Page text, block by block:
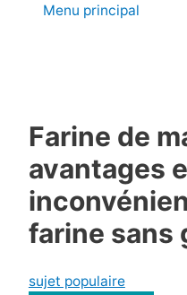
Menu principal
Farine de
avantages
farine sans
sujet populaire